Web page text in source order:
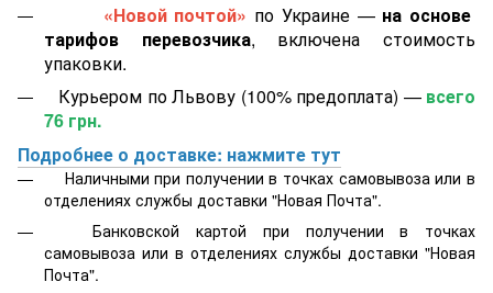
«Новой почтой» по Украине — на основе
тарифов перевозчика, включена стоимость
упаковки.
Курьером по Львову (100% предоплата) — всего
76 грн.
Подробнее о доставке: нажмите тут
Наличными при получении в точках самовывоза или в
отделениях службы доставки "Новая Почта".
Банковской картой при получении в точках
самовывоза или в отделениях службы доставки "Новая
Почта".